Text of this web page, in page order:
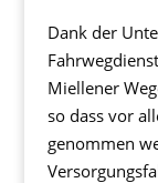
Dank der
Miellener
so dass vor
genommen